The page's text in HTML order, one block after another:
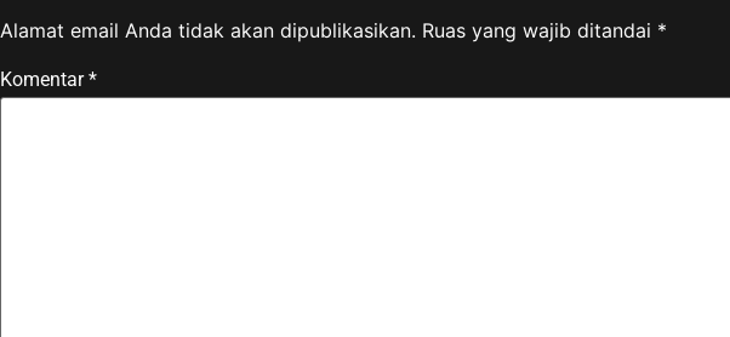
Alamat email Anda tidak akan dipublikasikan. Ruas yang wajib ditandai *
Komentar*